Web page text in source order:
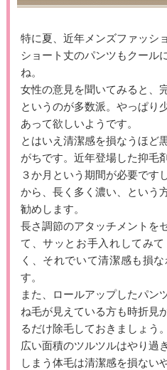
特に夏、近年メンズファッシ
ショート丈のパンツもクール
ね。
女性の意見を聞いてみると、
というのが多数派。やっぱり
あって欲しいようです。
とはいえ清潔感を損なうほど
がちです。近年登場した抑毛
３か月という期間が必要です
から、長く多く濃い、という
勧めします。
長さ調節のアタッチメントを
て、サッとお手入れしてみ
く、それでいて清潔感も損
す。
また、ロールアップしたパン
ね毛が見えている方も時折見
るだけ除毛しておきましょう。
広い面積のツルツルはやり過
しまう体毛は清潔感を損ない